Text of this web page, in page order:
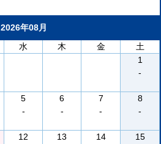
2026年08月
水 木 金
土
1
-
5
-
6
-
7
-
8
-
12
13
14
15